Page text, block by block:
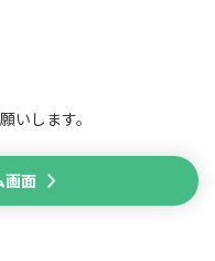
いします。
画面